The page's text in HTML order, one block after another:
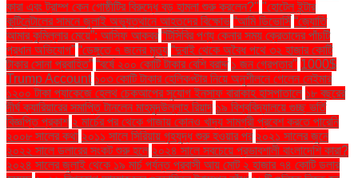
কারা এবং ট্রাম্প কেন গোষ্ঠীটির বিরুদ্ধে বড় হামলা শুরু করলেন?" "হোটেল ইন্টার
কন্টিনেন্টালের সামনে জুলাই অভ্যুত্থানে আহতদের বিক্ষোভ “আমি ডিভোর্সি “জ্যোতি
আমার কুমিল্লার মেয়ে”: আসিফ আকবর “টিসিবির পণ্য কেনার সময় ক্রেতাদের পাঁচটি
প্রধান অভিযোগ” “ডেঙ্গুতে ৭ জনের মৃত্যু “দুবাই থেকে অবৈধ পথে ৩২ হাজার কোটি
টাকার সোনা প্রবাহিত” “বর্ষে ২০০ কোটি টাকার বেশি বরাদ্দ ১ জন গ্রেপ্তার" 1000$
Trump Account ১০৩ কোটি টাকার হেলিকপ্টার নিয়ে অনুশীলনে গেলেন নেইমার
১২০০ টাকা প্যাকেজে হেলথ চেকআপের সুযোগ ইনসাফ বারাকাহ হাসপাতালে ১৮ বছরের
দীর্ঘ ক্যারিয়ারের সমাপ্তি টানলেন মাহমুদউল্লাহ রিয়াদ ১৯ বিশ্ববিদ্যালয়ে গুচ্ছ ভর্তি
বিজ্ঞপ্তি প্রকাশ ২ মার্চের পর থেকে গাজায় কোনও খাদ্য সামগ্রী প্রবেশ করতে পারেনি
২০০৮ সালের কথা ২০১১ সালে সিরিয়ায় গৃহযুদ্ধ শুরু হওয়ার পর ২০২১ সালের জুনে
২০২২ সালে ডলারের সংকট শুরু হলে ২০২৪ সালে সবচেয়ে প্রভাবশালী বাংলাদেশি কারা?
২০২৪ সালের জুলাই থেকে ১৯ মার্চ পর্যন্ত প্রবাসী আয় মোট ২ হাজার ৭৪ কোটি ডলার